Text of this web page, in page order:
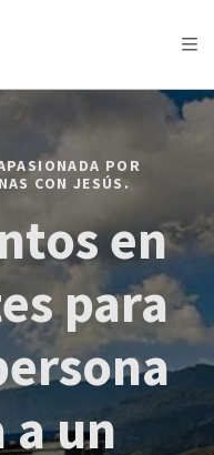
POR
CON JESÚS.
en
para
a un